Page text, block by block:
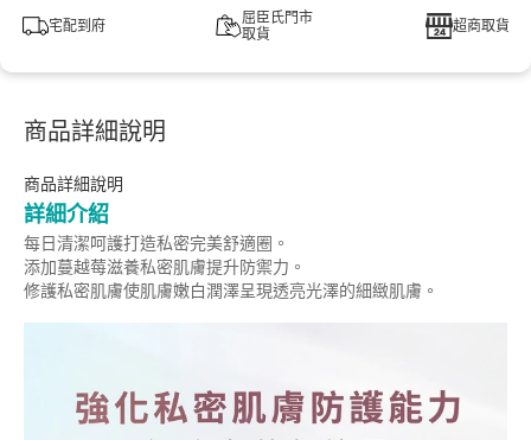
宅配到府
屈臣氏門市
取貨
超商取貨
商品詳細說明
商品詳細說明
詳細介紹
每日清潔呵護打造私密完美舒適圈。
添加蔓越莓滋養私密肌膚提升防禦力。
修護私密肌膚使肌膚嫩白潤澤呈現透亮光澤的細緻肌膚 。